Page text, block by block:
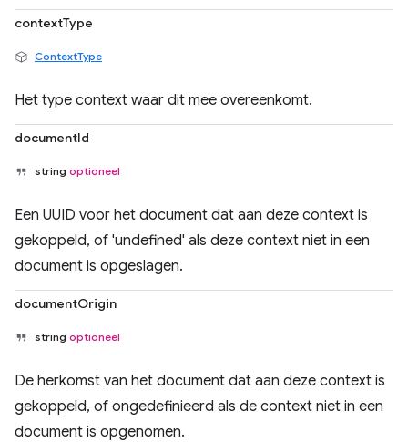
contextType
ContextType
Het type context waar dit mee overeenkomt.
documentId
string optioneel
Een UUID voor het document dat aan deze context is
gekoppeld, of 'undefined' als deze context niet in een
document is opgeslagen.
documentOrigin
string optioneel
De herkomst van het document dat aan deze context is
gekoppeld, of ongedefinieerd als de context niet in een
document is opgenomen.